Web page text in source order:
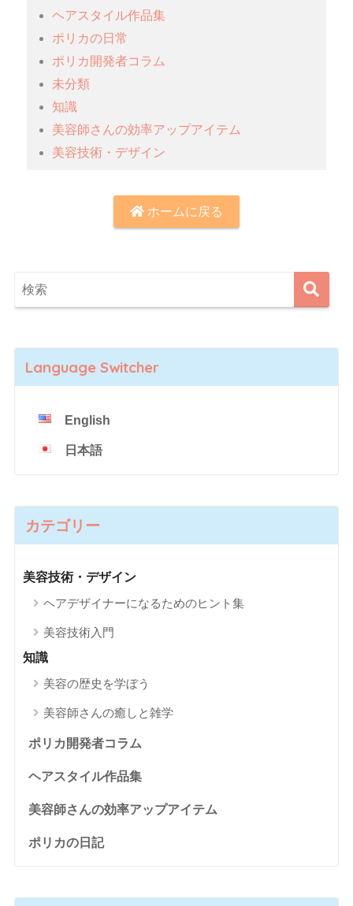
ヘアスタイル作品集
ポリカの日常
ポリカ開発者コラム
未分類
知識
美容師さんの効率アップアイテム
美容技術・デザイン
ホームに戻る
Language Switcher
English
日本語
カテゴリー
美容技術・デザイン
ヘアデザイナーになるためのヒント集
美容技術入門
知識
美容の歴史を学ぼう
美容師さんの癒しと雑学
ポリカ開発者コラム
ヘアスタイル作品集
美容師さんの効率アップアイテム
ポリカの日記